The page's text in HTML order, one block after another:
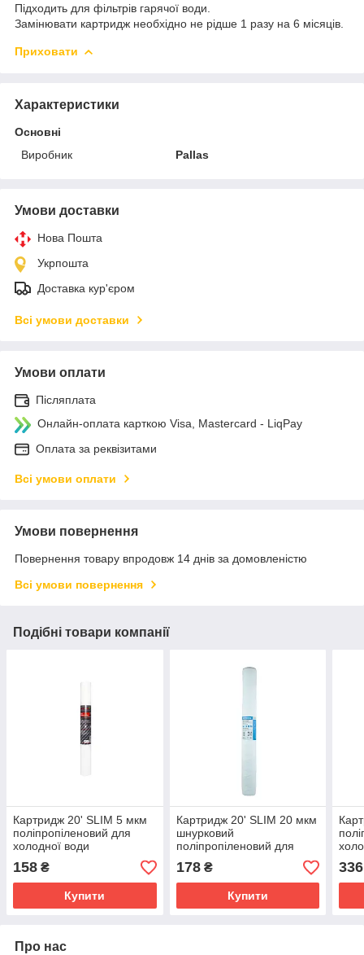
Підходить для фільтрів гарячої води.
Замінювати картридж необхідно не рідше 1 разу на 6 місяців.
Приховати
Характеристики
Основні
Виробник
Pallas
Умови доставки
Нова Пошта
Укрпошта
Доставка кур'єром
Всі умови доставки
Умови оплати
Післяплата
Онлайн-оплата карткою Visa, Mastercard - LiqPay
Оплата за реквізитами
Всі умови оплати
Умови повернення
Повернення товару впродовж 14 днів за домовленістю
Всі умови повернення
Подібні товари компанії
Картридж 20' SLIM 5 мкм
поліпропіленовий для
холодної води
158 ₴
Купити
Картридж 20' SLIM 20 мкм
шнурковий
поліпропіленовий для
холодної/гарячої води
178₴
Купити
336
Про нас